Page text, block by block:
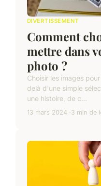
DIVERTISSEMENT
Comment
mettre dans
photo ?
Choisir les images
delà d'une simple
une histoire, de c...
13 mars 2024 3 min de